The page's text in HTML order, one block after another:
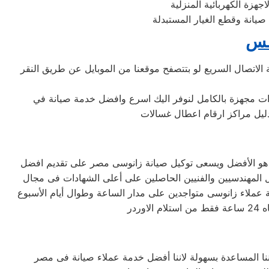
الكهربائية المنزلية
السريع لو بتتصفح موقعنا من الموبايل عن طريق النقر
مجهزة بالكامل لنوفر اليك اسرع وافضل خدمة صيانة في
مراكز ارقام اعطال غسالات
هو الأفضل ويسعى توكيل صيانة زانوسى مصر على تقديم افضل
المهندسيين والفنيين الحاصلين على أعلى الشهادات فى مجال
عملاء زانوسى متواجدين على مدار الساعة وطوال أيام الأسبوع